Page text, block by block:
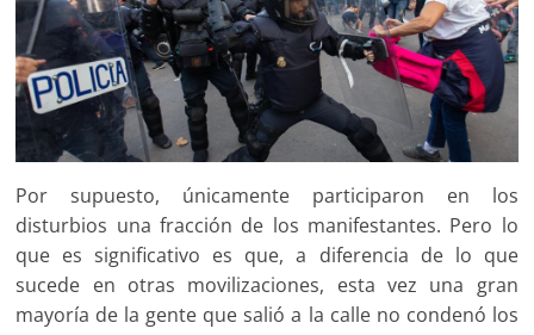
Por supuesto, únicamente participaron en los
disturbios una fracción de los manifestantes. Pero lo
que es significativo es que, a diferencia de lo que
sucede en otras movilizaciones, esta vez una gran
mayoría de la gente que salió a la calle no condenó los